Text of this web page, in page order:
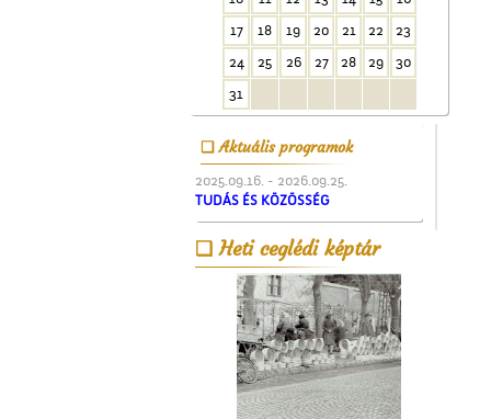
17
18 19 20 21 22
23
24
25 26 27 28 29
30
31
Aktuális programok
2025.09.16. - 2026.09.25.
TUDÁS ÉS KÖZÖSSÉG
Heti ceglédi képtár
Unghváry László
árjegyzéke
A valóság Pest megyében.
1956. október 30.